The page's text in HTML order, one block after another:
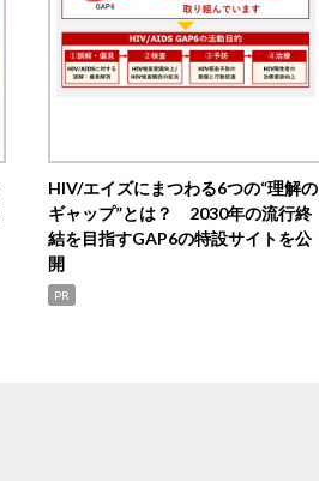
HIV/エイズにまつわる6つの“理解の
ギャップ”とは？ 2030年の流行終
結を目指すGAP6の特設サイトを公
開
PR